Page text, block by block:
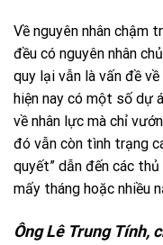
Về nguyên nhân chậm
đều có nguyên nhân
quy lại vẫn là vấn đề
hiện nay có một số dự
về nhân lực mà chỉ
đó vẫn còn tình trạng
quyết” dẫn đến các
mấy tháng hoặc nhiều
Ông Lê Trung Tính,